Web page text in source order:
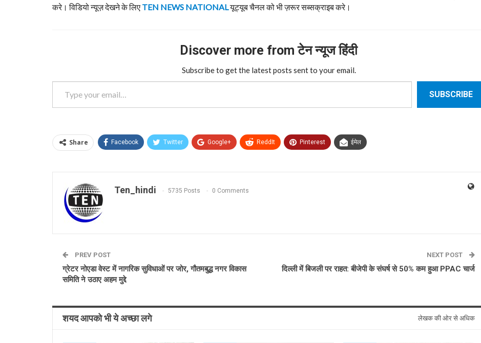
करे। विडियो न्यूज़ देखने के लिए TEN NEWS NATIONAL यूट्यूब चैनल को भी ज़रूर सब्सक्राइब करे।
Discover more from टेन न्यूज हिंदी
Subscribe to get the latest posts sent to your email.
Type your email…
SUBSCRIBE
Share Facebook Twitter Google+ ReddIt Pinterest ईमेल
Ten_hindi 5735 Posts 0 Comments
PREV POST
ग्रेटर नोएडा वेस्ट में नागरिक सुविधाओं पर जोर, गौतमबुद्ध नगर विकास
समिति ने उठाए अहम मुद्दे
NEXT POST
दिल्ली में बिजली पर राहत: बीजेपी के संघर्ष से 50% कम हुआ PPAC चार्ज
शयद आपको भी ये अच्छा लगे लेखक की ओर से अधिक